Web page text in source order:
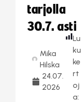
tarjolla
30.7. asti
Mika
Hilska
24.07.
2026
Lu
ku
ke
rt
oj
a: